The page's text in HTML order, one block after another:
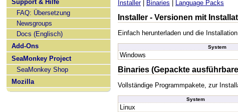
Support & Hilfe
FAQ: Übersetzung
Newsgroups
Docs (Englisch)
Add-Ons
SeaMonkey Project
SeaMonkey Shop
Mozilla
Installer| Binaries | Language Packs
Installer - Versionen mit
Einfach herunterladen und die
System
Windows
Binaries (Gepackte
Vollständige Programmpakete, zur
System
Linux